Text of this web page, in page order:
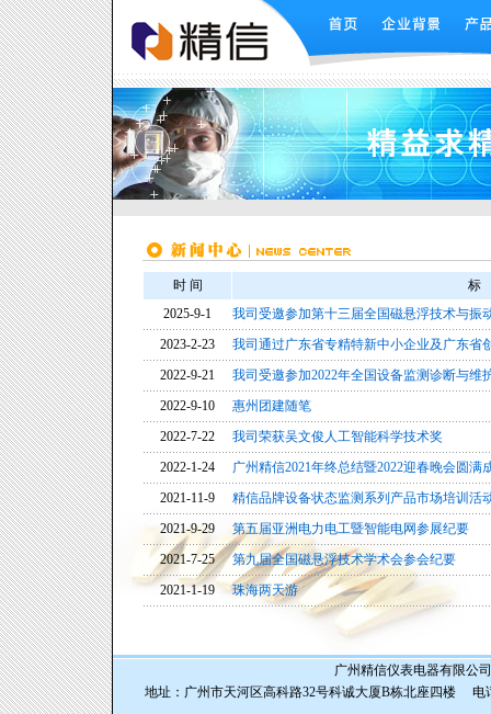
时 间
标
2025-9-1
我司受邀参加第十三届全国磁悬浮技术与振
2023-2-23
我司通过广东省专精特新中小企业及广东省
2022-9-21
我司受邀参加2022年全国设备监测诊断与维
2022-9-10
惠州团建随笔
2022-7-22
我司荣获吴文俊人工智能科学技术奖
2022-1-24
广州精信2021年终总结暨2022迎春晚会圆满
2021-11-9
精信品牌设备状态监测系列产品市场培训活
2021-9-29
第五届亚洲电力电工暨智能电网参展纪要
2021-7-25
第九届全国磁悬浮技术学术会参会纪要
2021-1-19
珠海两天游
广州精信仪表电器有限公
地址：广州市天河区高科路32号科诚大厦B栋北座四楼 电